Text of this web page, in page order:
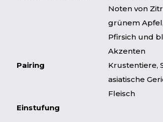
Noten von
grünem
Pfirsich und
Akzenten
Pairing
Krustentiere,
asiatische
Fleisch
Einstufung